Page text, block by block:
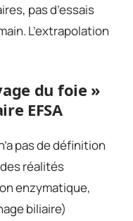
pas d’essais
L’extrapolation
du foie »
EFSA
pas de définition
réalités
enzymatique,
biliaire)